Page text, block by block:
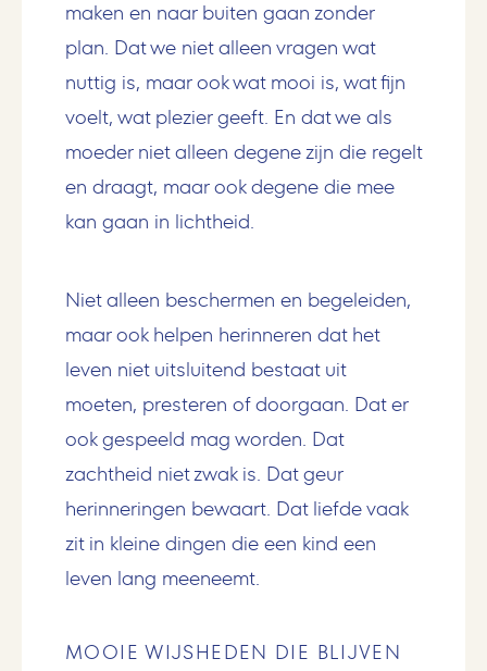
maken en naar buiten gaan zonder
plan. Dat we niet alleen vragen wat
nuttig is, maar ook wat mooi is, wat fijn
voelt, wat plezier geeft. En dat we als
moeder niet alleen degene zijn die regelt
en draagt, maar ook degene die mee
kan gaan in lichtheid.
Niet alleen beschermen en begeleiden,
maar ook helpen herinneren dat het
leven niet uitsluitend bestaat uit
moeten, presteren of doorgaan. Dat er
ook gespeeld mag worden. Dat
zachtheid niet zwak is. Dat geur
herinneringen bewaart. Dat liefde vaak
zit in kleine dingen die een kind een
leven lang meeneemt.
MOOIE WIJSHEDEN DIE BLIJVEN